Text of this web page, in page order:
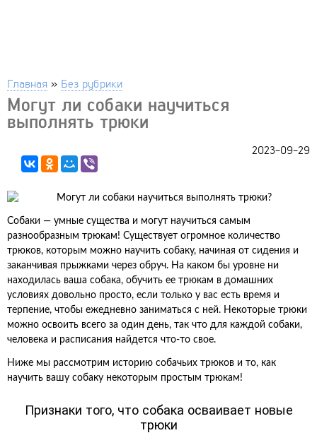
Главная » Без рубрики
Могут ли собаки научиться
выполнять трюки
2023-09-29
Собаки — умные существа и могут научиться самым
разнообразным трюкам! Существует огромное количество
трюков, которым можно научить собаку, начиная от сидения и
заканчивая прыжками через обруч. На каком бы уровне ни
находилась ваша собака, обучить ее трюкам в домашних
условиях довольно просто, если только у вас есть время и
терпение, чтобы ежедневно заниматься с ней. Некоторые трюки
можно освоить всего за один день, так что для каждой собаки,
человека и расписания найдется что-то свое.
Ниже мы рассмотрим историю собачьих трюков и то, как
научить вашу собаку некоторым простым трюкам!
Признаки того, что собака осваивает новые
трюки